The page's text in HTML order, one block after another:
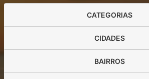
CATEGORIAS
CIDADES
BAIRROS